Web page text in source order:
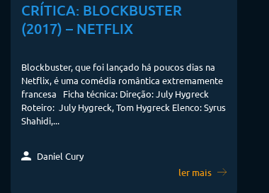
CRÍTICA: BLOCKBUSTER
(2017) – NETFLIX
Blockbuster, que foi lançado há poucos dias na
Netflix, é uma comédia romântica extremamente
francesa Ficha técnica: Direção: July Hygreck
Roteiro: July Hygreck, Tom Hygreck Elenco: Syrus
Shahidi,...
Daniel Cury
ler mais